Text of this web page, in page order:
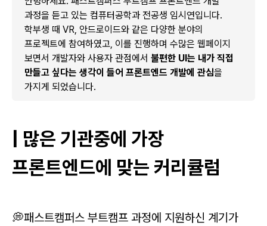
과정을 듣고 있는 컴퓨터공학과 전공생 임시연입니다.
학부생 때 VR, 안드로이드와 같은 다양한 분야의
프로젝트에 참여하였고, 이를 진행하며 수많은 웹페이지
보면서 개발자와 사용자 관점에서 불편한 UI는 내가 직접
만들고 싶다는 생각이 들어 프론트엔드 개발에 관심을
가지게 되었습니다.
| 많은 기관중에 가장
프론트엔드에 맞는 커리큘럼
💭패스트캠퍼스 부트캠프 과정에 지원하신 계기가